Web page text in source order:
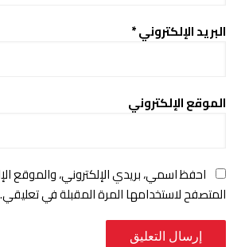
البريد الإلكتروني*
الموقع الإلكتروني
احفظ اسمي، بريدي الإلكتروني، والموقع
المتصفح لاستخدامها المرة المقبلة في تعليقي.